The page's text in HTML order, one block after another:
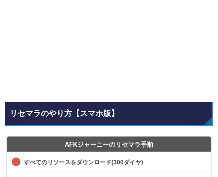
リセマラのやり方【スマホ版】
AFKジャーニーのリセマラ手順
すべてのリソースをダウンロード(300ダイヤ)